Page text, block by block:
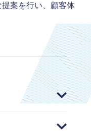
案を行い、顧客体